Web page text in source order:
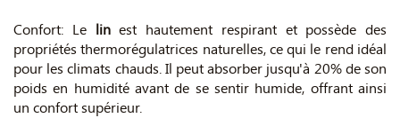
Confort: Le linest hautement respirant et possède des
propriétés thermorégulatrices naturelles, ce qui le rend idéal
pour les climats chauds. Il peut absorber jusqu'à 20% de son
poids en humidité avant de se sentir humide, offrant ainsi
un confort supérieur.